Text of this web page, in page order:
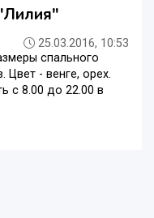
25.03.2016, 10:53
спального
Цвет - венге, орех.
с 8.00 до 22.00 в